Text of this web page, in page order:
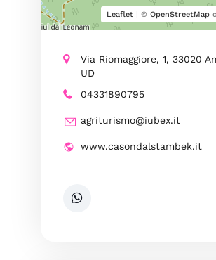
Leaflet| © OpenStreetMap
Via Riomaggiore, 1, 33020
UD
04331890795
agriturismo@iubex.it
www.casondalstambek.it